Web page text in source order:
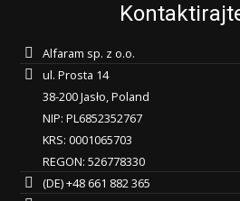
Alfaram sp. z o.o.
ul. Prosta 14
38-200 Jasło, Poland
NIP: PL6852352767
KRS: 0001065703
REGON: 526778330
(DE) +48 661 882 365